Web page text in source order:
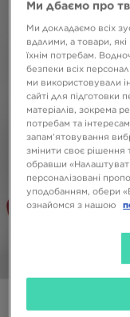
Ми дбаємо про
Ми докладаємо всіх
вдалими, а товари,
їхнім потребам.
безпеки всіх
ми використовували
сайті для підготовки
матеріалів, зокрема
потребам та
запам’ятовування
змінити своє
обравши
персоналізовані
уподобанням, обери
ознайомся з нашою